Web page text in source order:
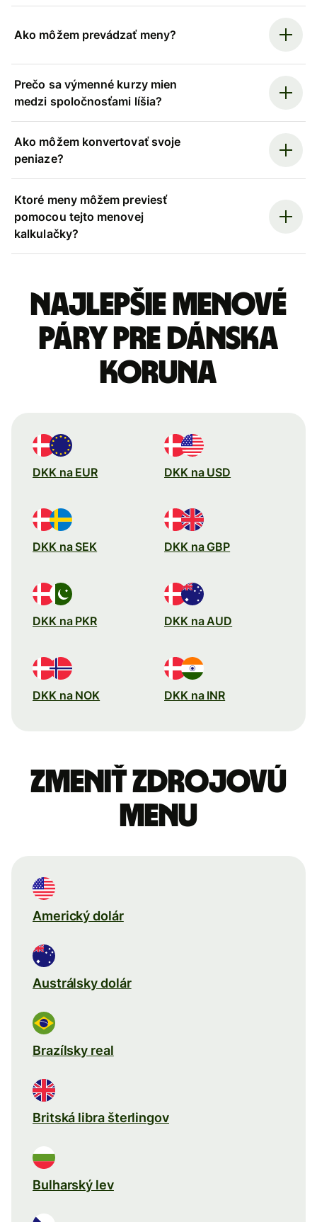
Ako môžem prevádzať meny?
Prečo sa výmenné kurzy mien
medzi spoločnosťami líšia?
Ako môžem konvertovať svoje
peniaze?
Ktoré meny môžem previesť
pomocou tejto menovej
kalkulačky?
Najlepšie menové
páry pre Dánska
koruna
DKK na EUR DKK na USD
DKK na SEK DKK na GBP
DKK na PKR DKK na AUD
DKK na NOK DKK na INR
Zmeniť zdrojovú
menu
Americký dolár
Austrálsky dolár
Brazílsky real
Britská libra šterlingov
Bulharský lev